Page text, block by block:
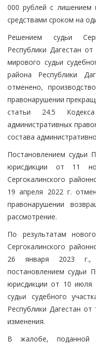
000 рублей с лишением
средствами сроком на
Решением судьи
Республики Дагестан
мирового судьи
района Республики
отменено,
правонарушении
статьи 24.5
административных
состава
Постановлением судьи
юрисдикции от 11
Сергокалинского
19 апреля 2022 г.
правонарушении
рассмотрение.
По результатам
Сергокалинского
26 января 2023 г.,
постановлением судьи
юрисдикции от 10 июля
судьи судебного
Республики Дагестан
изменения.
В жалобе, поданной